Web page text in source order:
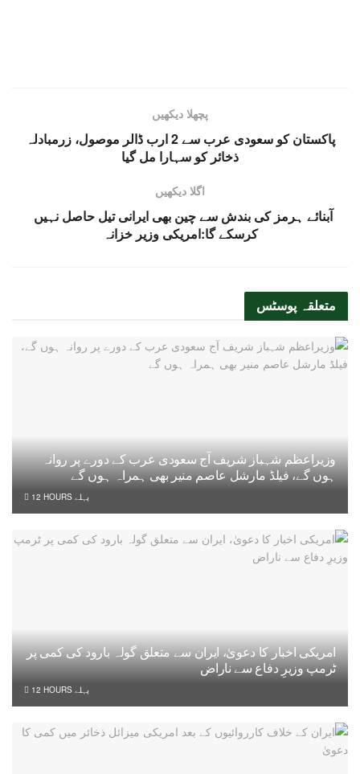
پچھلا دیکھیں
پاکستان کو سعودی عرب سے 2 ارب ڈالر موصول، زرمبادلہ
ذخائر کو سہارا مل گیا
اگلا دیکھیں
کرسکے گا:امریکی وزیر خزانہ
متعلقہ پوسٹس
وزیراعظم شہباز شریف آج سعودی عرب کے دورے پر روانہ
ہوں گے، فیلڈ مارشل عاصم منیر بھی ہمراہ ہوں گے
12 HOURS پہلے
امریکی اخبار کا دعویٰ، ایران سے متعلق گولہ بارود کی کمی پر
ٹرمپ وزیرِ دفاع سے ناراض
12 HOURS پہلے